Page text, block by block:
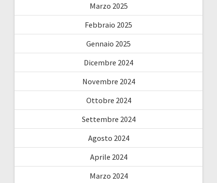
Marzo 2025
Febbraio 2025
Gennaio 2025
Dicembre 2024
Novembre 2024
Ottobre 2024
Settembre 2024
Agosto 2024
Aprile 2024
Marzo 2024